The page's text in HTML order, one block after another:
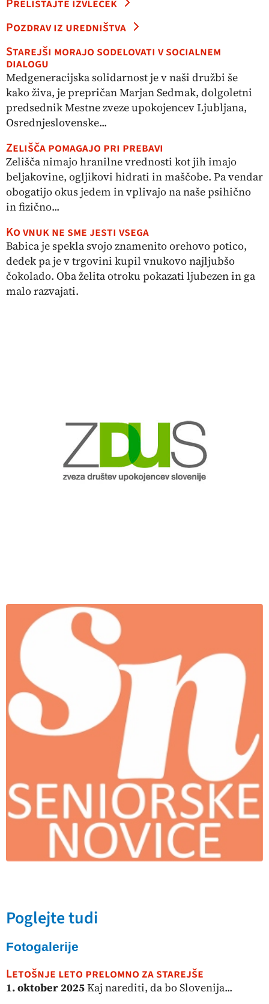
Prelistajte izvleček
Pozdrav iz uredništva
Starejši morajo sodelovati v socialnem
dialogu
Medgeneracijska solidarnost je v naši družbi še
kako živa, je prepričan Marjan Sedmak, dolgoletni
predsednik Mestne zveze upokojencev Ljubljana,
Osrednjeslovenske...
Zelišča pomagajo pri prebavi
Zelišča nimajo hranilne vrednosti kot jih imajo
beljakovine, ogljikovi hidrati in maščobe. Pa vendar
obogatijo okus jedem in vplivajo na naše psihično
in fizično...
Ko vnuk ne sme jesti vsega
Babica je spekla svojo znamenito orehovo potico,
dedek pa je v trgovini kupil vnukovo najljubšo
čokolado. Oba želita otroku pokazati ljubezen in ga
malo razvajati.
Poglejte tudi
Fotogalerije
Letošnje leto prelomno za starejše
1. oktober 2025Kaj narediti, da bo Slovenija...